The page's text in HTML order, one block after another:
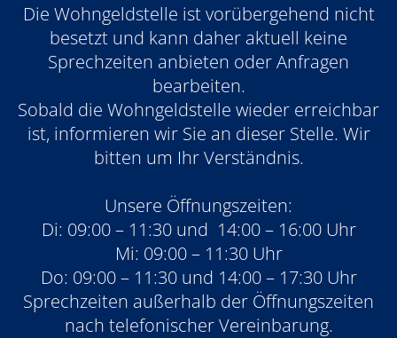
Die Wohngeldstelle ist vorübergehend nicht
besetzt und kann daher aktuell keine
Sprechzeiten anbieten oder Anfragen
bearbeiten.
Sobald die Wohngeldstelle wieder erreichbar
ist, informieren wir Sie an dieser Stelle. Wir
bitten um Ihr Verständnis.
Unsere Öffnungszeiten:
Di: 09:00 – 11:30 und 14:00 – 16:00 Uhr
Mi: 09:00 – 11:30 Uhr
Do: 09:00 – 11:30 und 14:00 – 17:30 Uhr
Sprechzeiten außerhalb der Öffnungszeiten
nach telefonischer Vereinbarung.